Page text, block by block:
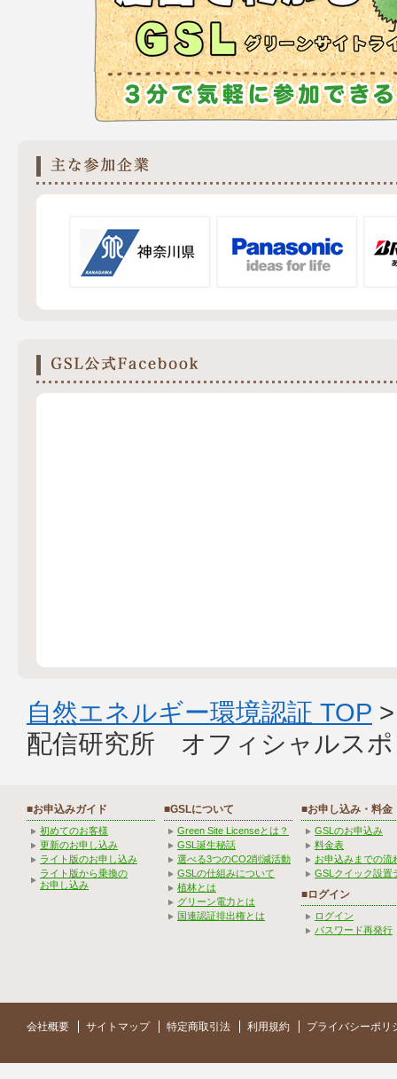
自然エネルギー環境認証 TOP
配信研究所 オフィシャルスポ
■お申込みガイド
初めてのお客様
更新のお申し込み
ライト版のお申し込み
ライト版から乗換の
お申し込み
■GSLについて
Green Site Licenseとは？
GSL誕生秘話
選べる3つのCO2削減活動
GSLの仕組みについて
植林とは
グリーン電力とは
国連認証排出権とは
■お申し込み・料金
GSLのお申込み
料金表
お申込みまでの流
GSLクイック設置
■ログイン
ログイン
パスワード再発行
会社概要 サイトマップ 特定商取引法 利用規約 プライバシーポリ